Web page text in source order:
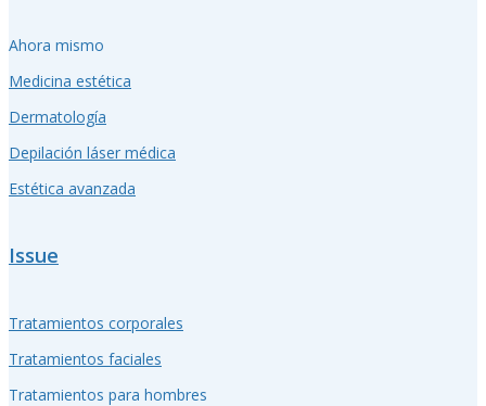
Ahora mismo
Medicina estética
Dermatología
Depilación láser médica
Estética avanzada
Issue
Tratamientos corporales
Tratamientos faciales
Tratamientos para hombres